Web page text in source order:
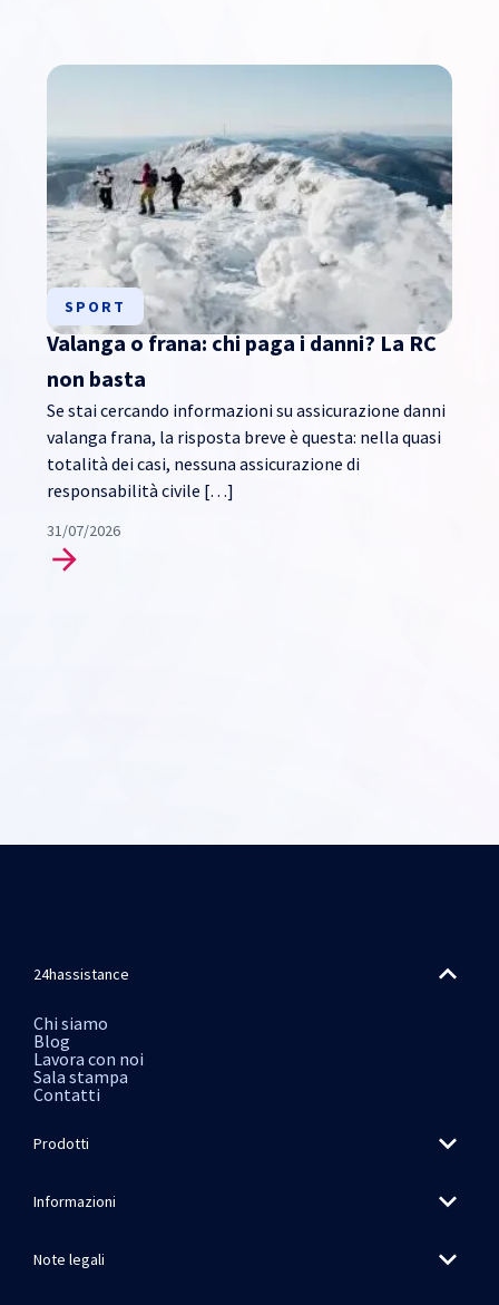
SPORT
Valanga o frana: chi paga i danni? La RC
non basta
Se stai cercando informazioni su assicurazione danni
valanga frana, la risposta breve è questa: nella quasi
totalità dei casi, nessuna assicurazione di
responsabilità civile […]
31/07/2026
24hassistance
Chi siamo
Blog
Lavora con noi
Sala stampa
Contatti
Prodotti
Informazioni
Note legali